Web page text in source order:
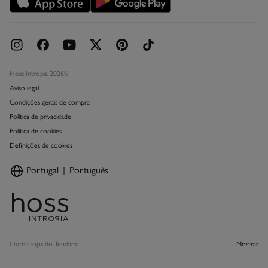
Hoss Intropia 2026©
Aviso legal
Condições gerais de compra
Política de privacidade
Política de cookies
Definições de cookies
Portugal Português
Outras lojas do Tendam: Mostrar